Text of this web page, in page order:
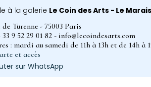
à la galerie Le Coin des Arts - Le Marais
de Turenne - 75003 Paris
33 9 52 29 01 82 - info@lecoindesarts.com
: mardi au samedi de 11h à 13h et de 14h à
et accès
sur WhatsApp